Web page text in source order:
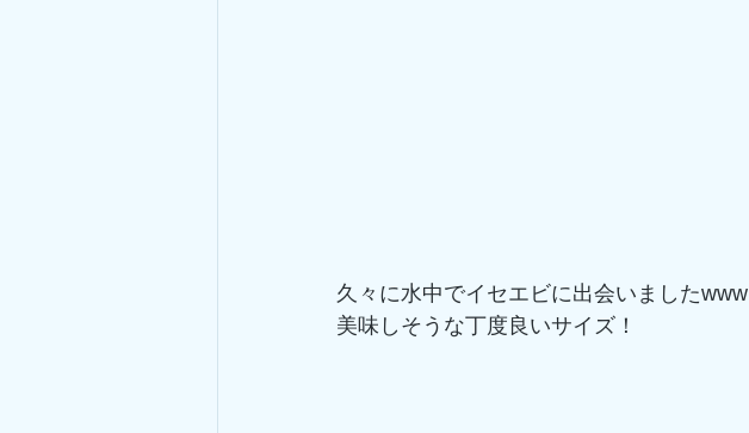
久々に水中でイセエビに出会いましたwww
美味しそうな丁度良いサイズ！